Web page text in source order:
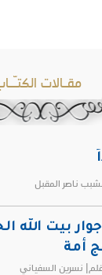
مقـالات
ناصر المقبل
بيت الله
أمة
نسرين السفياني